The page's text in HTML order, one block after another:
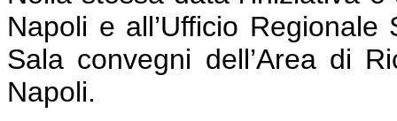
Napoli e all’Ufficio
Sala convegni dell’Area di
Napoli.